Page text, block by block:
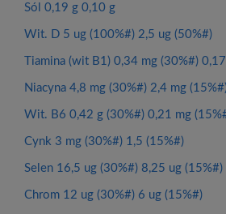
Sól 0,19 g 0,10 g
Wit. D 5 ug (100%#) 2,5 ug (50%#)
Tiamina (wit B1) 0,34 mg (30%#)
Niacyna 4,8 mg (30%#) 2,4 mg
Wit. B6 0,42 g (30%#) 0,21 mg
Cynk 3 mg (30%#) 1,5 (15%#)
Selen 16,5 ug (30%#) 8,25 ug (15%#)
Chrom 12 ug (30%#) 6 ug (15%#)